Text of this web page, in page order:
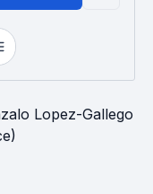
Lopez-Gallego